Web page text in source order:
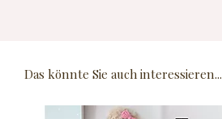
Das könnte Sie auch interessieren...